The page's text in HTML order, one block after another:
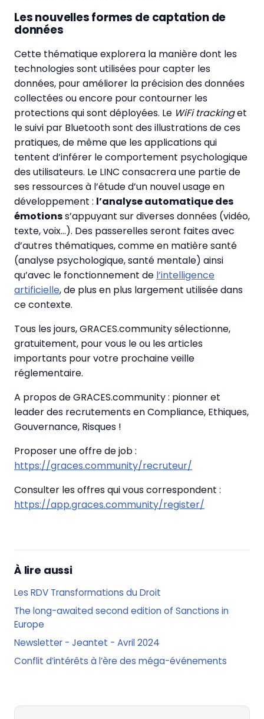
Les nouvelles formes de captation de
données
Cette thématique explorera la manière dont les
technologies sont utilisées pour capter les
données, pour améliorer la précision des données
collectées ou encore pour contourner les
protections qui sont déployées. Le WiFi trackinget
le suivi par Bluetooth sont des illustrations de ces
pratiques, de même que les applications qui
tentent d’inférer le comportement psychologique
des utilisateurs. Le LINC consacrera une partie de
ses ressources à l’étude d’un nouvel usage en
développement : l’analyse automatique des
émotionss’appuyant sur diverses données (vidéo,
texte, voix…). Des passerelles seront faites avec
d’autres thématiques, comme en matière santé
(analyse psychologique, santé mentale) ainsi
qu’avec le fonctionnement de l’intelligence
artificielle, de plus en plus largement utilisée dans
ce contexte.
Tous les jours, GRACES.community sélectionne,
gratuitement, pour vous le ou les articles
importants pour votre prochaine veille
réglementaire.
A propos de GRACES.community : pionner et
leader des recrutements en Compliance, Ethiques,
Gouvernance, Risques !
Proposer une offre de job :
https://graces.community/recruteur/
Consulter les offres qui vous correspondent :
https://app.graces.community/register/
À lire aussi
Les RDV Transformations du Droit
The long-awaited second edition of Sanctions in
Europe
Newsletter - Jeantet - Avril 2024
Conflit d’intérêts à l’ère des méga-événements